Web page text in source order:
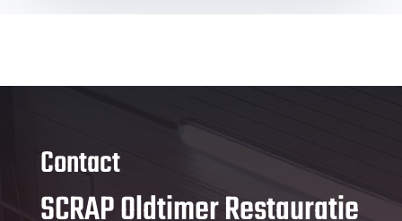
Contact